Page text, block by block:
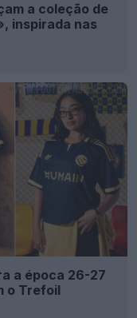
a coleção de
inspirada nas
a época 26-27
o Trefoil